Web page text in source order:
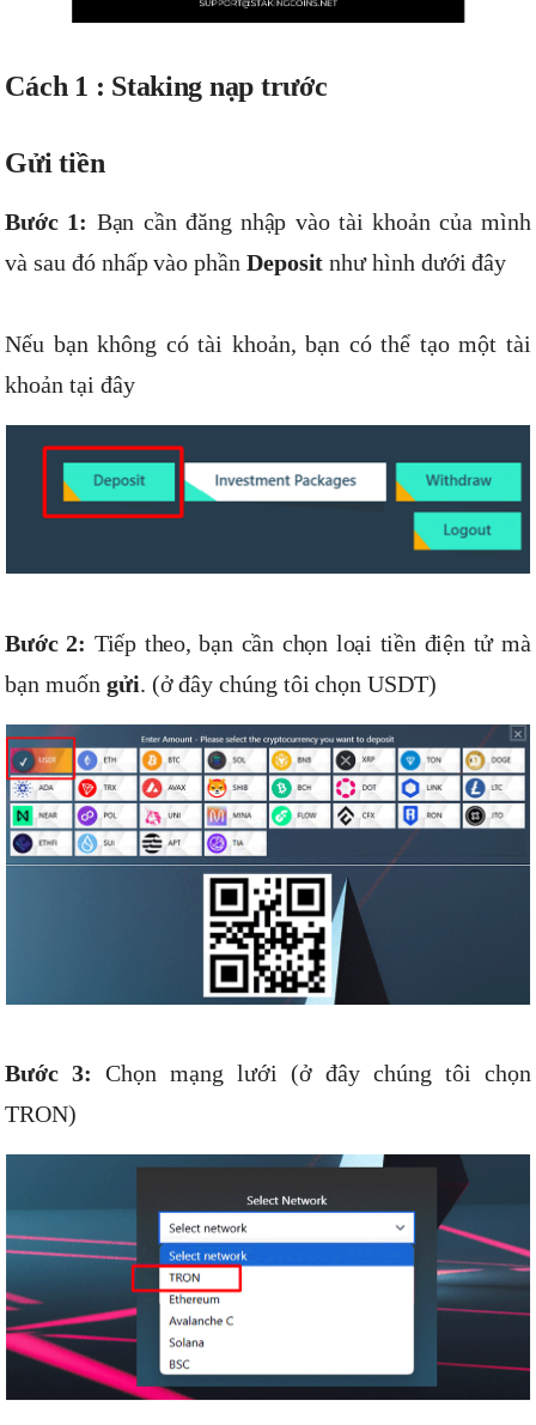
Cách 1 : Staking nạp trước
Gửi tiền
Bước 1: Bạn cần đăng nhập vào tài khoản của mình
và sau đó nhấp vào phần Depositnhư hình dưới đây
Nếu bạn không có tài khoản, bạn có thể tạo một tài
khoản tại đây
Bước 2: Tiếp theo, bạn cần chọn loại tiền điện tử mà
bạn muốn gửi. (ở đây chúng tôi chọn USDT)
Bước 3: Chọn mạng lưới (ở đây chúng tôi chọn
TRON)